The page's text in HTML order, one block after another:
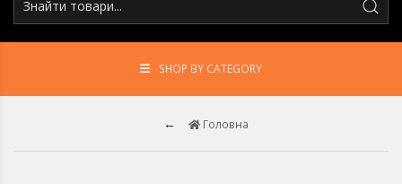
SHOP BY CATEGORY
Головна